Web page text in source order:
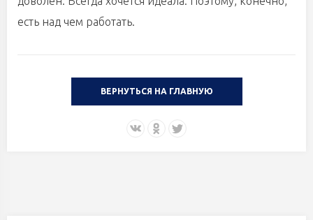
есть над чем работать.
ВЕРНУТЬСЯ НА ГЛАВНУЮ